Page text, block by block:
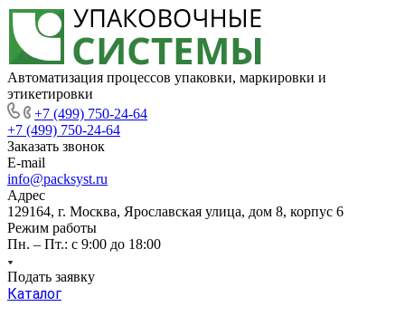
Автоматизация процессов упаковки, маркировки и
этикетировки
+7 (499) 750-24-64
+7 (499) 750-24-64
Заказать звонок
E-mail
info@packsyst.ru
Адрес
129164, г. Москва, Ярославская улица, дом 8, корпус 6
Режим работы
Пн. – Пт.: с 9:00 до 18:00
Подать заявку
Каталог